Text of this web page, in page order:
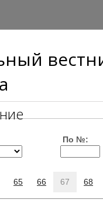
По №:
65 66 67 68